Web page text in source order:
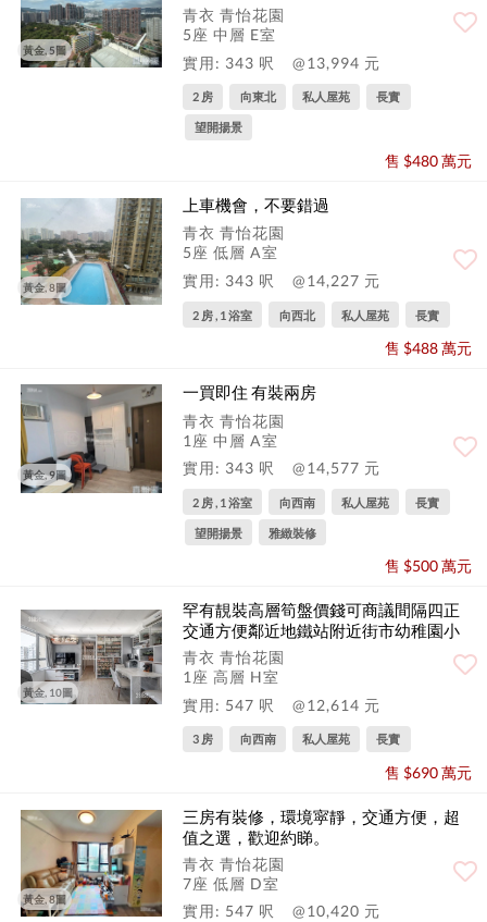
黃金, 5圖
青衣 青怡花園
5座 中層 E室
實用: 343 呎
@13,994 元
2 房 向東北 私人屋苑 長實
望開揚景
售 $480 萬元
黃金, 8圖
上車機會，不要錯過
青衣 青怡花園
5座 低層 A室
實用: 343 呎
@14,227 元
2 房 , 1 浴室 向西北 私人屋苑 長實
售 $488 萬元
黃金, 9圖
一買即住 有裝兩房
青衣 青怡花園
1座 中層 A室
實用: 343 呎
@14,577 元
2 房 , 1 浴室 向西南 私人屋苑 長實
望開揚景 雅緻裝修
售 $500 萬元
黃金, 10圖
罕有靚裝高層筍盤價錢可商議間隔四正
交通方便鄰近地鐵站附近街市幼稚園小
學
青衣 青怡花園
1座 高層 H室
實用: 547 呎
@12,614 元
3 房 向西南 私人屋苑 長實
售 $690 萬元
黃金, 8圖
三房有裝修，環境寜靜，交通方便，超
值之選，歡迎約睇。
青衣 青怡花園
7座 低層 D室
實用: 547 呎
@10,420 元